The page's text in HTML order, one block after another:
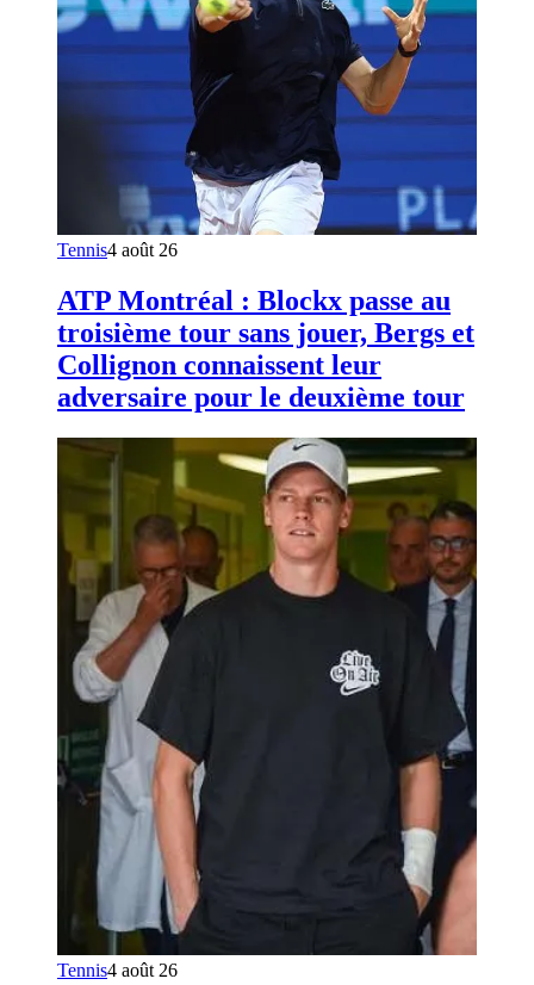
Tennis4 août 26
ATP Montréal : Blockx passe au
troisième tour sans jouer, Bergs et
Collignon connaissent leur
adversaire pour le deuxième tour
Tennis4 août 26